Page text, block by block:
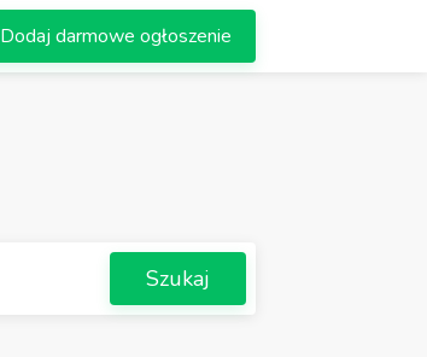
Dodaj darmowe ogłoszenie
Szukaj